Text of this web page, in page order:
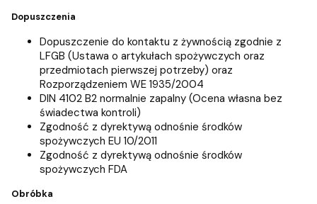
Dopuszczenia
Dopuszczenie do kontaktu z żywnością zgodnie z
LFGB (Ustawa o artykułach spożywczych oraz
przedmiotach pierwszej potrzeby) oraz
Rozporządzeniem WE 1935/2004
DIN 4102 B2 normalnie zapalny (Ocena własna bez
świadectwa kontroli)
Zgodność z dyrektywą odnośnie środków
spożywczych EU 10/2011
Zgodność z dyrektywą odnośnie środków
spożywczych FDA
Obróbka